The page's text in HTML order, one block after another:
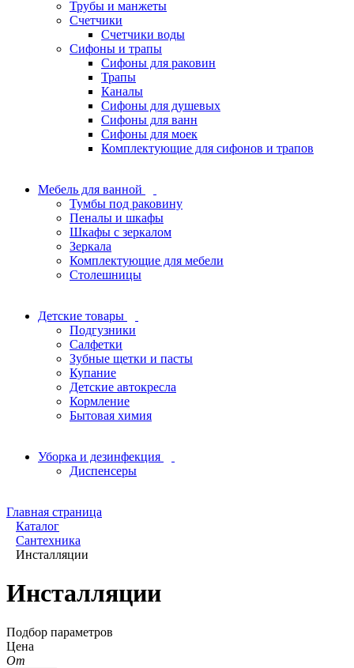
Трубы и манжеты
Счетчики
Счетчики воды
Сифоны и трапы
Сифоны для раковин
Трапы
Каналы
Сифоны для душевых
Сифоны для ванн
Сифоны для моек
Комплектующие для сифонов и трапов
Мебель для ванной
Тумбы под раковину
Пеналы и шкафы
Шкафы с зеркалом
Зеркала
Комплектующие для мебели
Столешницы
Детские товары
Подгузники
Салфетки
Зубные щетки и пасты
Купание
Детские автокресла
Кормление
Бытовая химия
Уборка и дезинфекция
Диспенсеры
Главная страница
Каталог
Сантехника
Инсталляции
Инсталляции
Подбор параметров
Цена
От